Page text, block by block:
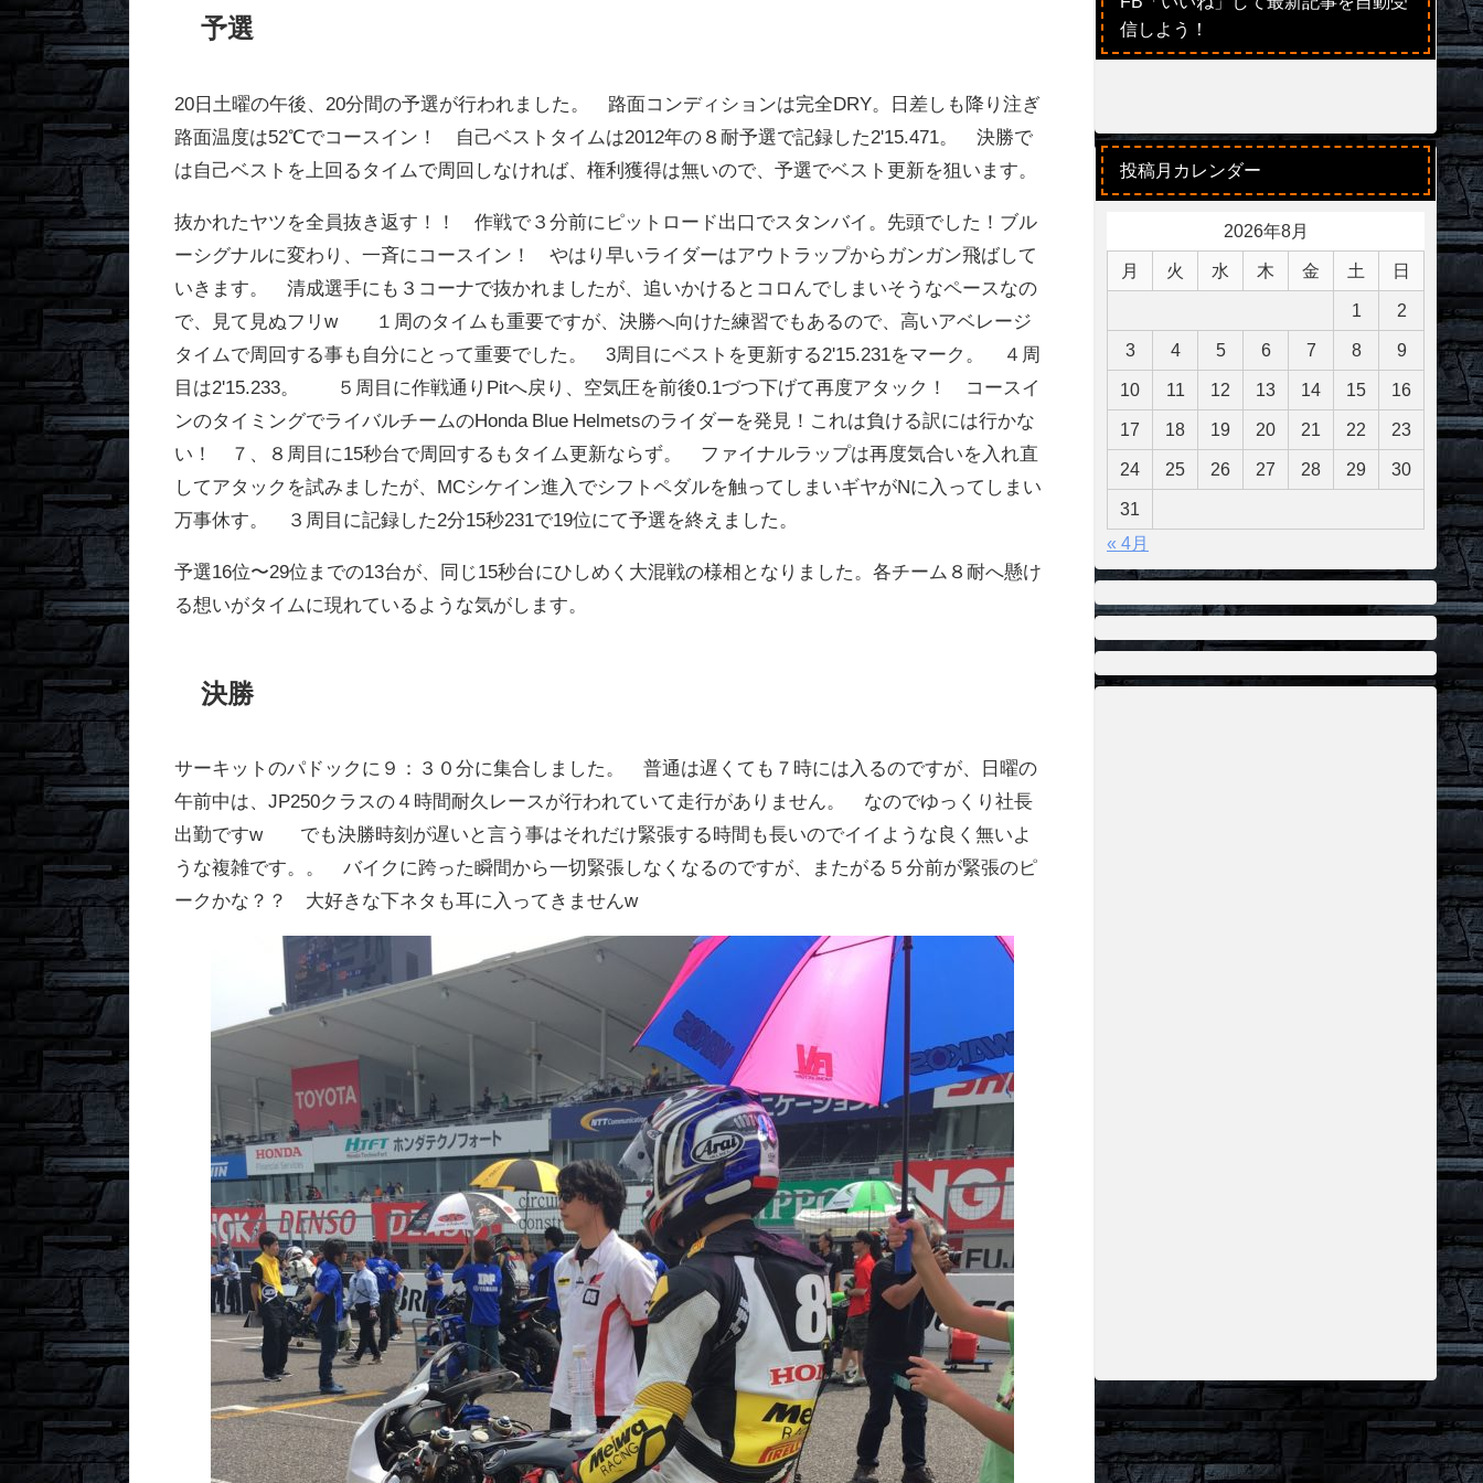
予選
20日土曜の午後、20分間の予選が行われました。 路面コンディションは完全DRY。日差しも降り注ぎ
路面温度は52℃でコースイン！ 自己ベストタイムは2012年の８耐予選で記録した2'15.471。 決勝で
は自己ベストを上回るタイムで周回しなければ、権利獲得は無いので、予選でベスト更新を狙います。
抜かれたヤツを全員抜き返す！！ 作戦で３分前にピットロード出口でスタンバイ。先頭でした！ブル
ーシグナルに変わり、一斉にコースイン！ やはり早いライダーはアウトラップからガンガン飛ばして
いきます。 清成選手にも３コーナで抜かれましたが、追いかけるとコロんでしまいそうなペースなの
で、見て見ぬフリw １周のタイムも重要ですが、決勝へ向けた練習でもあるので、高いアベレージ
タイムで周回する事も自分にとって重要でした。 3周目にベストを更新する2'15.231をマーク。 ４周
目は2'15.233。 ５周目に作戦通りPitへ戻り、空気圧を前後0.1づつ下げて再度アタック！ コースイ
ンのタイミングでライバルチームのHonda Blue Helmetsのライダーを発見！これは負ける訳には行かな
い！ ７、８周目に15秒台で周回するもタイム更新ならず。 ファイナルラップは再度気合いを入れ直
してアタックを試みましたが、MCシケイン進入でシフトペダルを触ってしまいギヤがNに入ってしまい
万事休す。 ３周目に記録した2分15秒231で19位にて予選を終えました。
予選16位〜29位までの13台が、同じ15秒台にひしめく大混戦の様相となりました。各チーム８耐へ懸け
る想いがタイムに現れているような気がします。
決勝
サーキットのパドックに９：３０分に集合しました。 普通は遅くても７時には入るのですが、日曜の
午前中は、JP250クラスの４時間耐久レースが行われていて走行がありません。 なのでゆっくり社長
出勤ですw でも決勝時刻が遅いと言う事はそれだけ緊張する時間も長いのでイイような良く無いよ
うな複雑です。。 バイクに跨った瞬間から一切緊張しなくなるのですが、またがる５分前が緊張のピ
ークかな？？ 大好きな下ネタも耳に入ってきませんw
信しよう！
投稿月カレンダー
2026年8月
月 火 水 木 金 土 日
1 2
3 4 5 6 7 8 9
10 11 12 13 14 15 16
17 18 19 20 21 22 23
24 25 26 27 28 29 30
31
« 4月